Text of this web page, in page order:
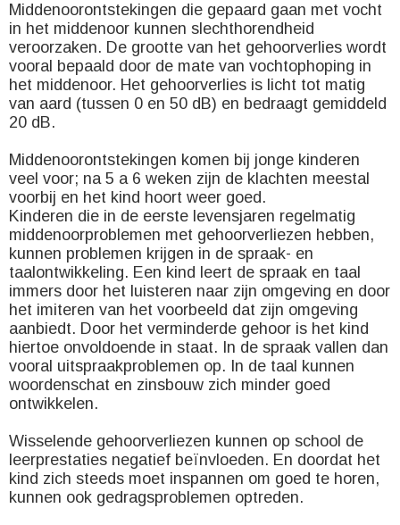
Middenoorontstekingen die gepaard gaan met vocht
in het middenoor kunnen slechthorendheid
veroorzaken. De grootte van het gehoorverlies wordt
vooral bepaald door de mate van vochtophoping in
het middenoor. Het gehoorverlies is licht tot matig
van aard (tussen 0 en 50 dB) en bedraagt gemiddeld
20 dB.
Middenoorontstekingen komen bij jonge kinderen
veel voor; na 5 a 6 weken zijn de klachten meestal
voorbij en het kind hoort weer goed.
Kinderen die in de eerste levensjaren regelmatig
middenoorproblemen met gehoorverliezen hebben,
kunnen problemen krijgen in de spraak- en
taalontwikkeling. Een kind leert de spraak en taal
immers door het luisteren naar zijn omgeving en door
het imiteren van het voorbeeld dat zijn omgeving
aanbiedt. Door het verminderde gehoor is het kind
hiertoe onvoldoende in staat. In de spraak vallen dan
vooral uitspraakproblemen op. In de taal kunnen
woordenschat en zinsbouw zich minder goed
ontwikkelen.
Wisselende gehoorverliezen kunnen op school de
leerprestaties negatief beïnvloeden. En doordat het
kind zich steeds moet inspannen om goed te horen,
kunnen ook gedragsproblemen optreden.